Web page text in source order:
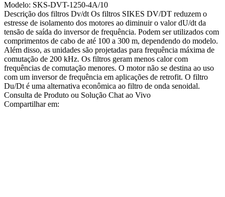
Modelo: SKS-DVT-1250-4A/10
Descrição dos filtros Dv/dt Os filtros SIKES DV/DT reduzem o
estresse de isolamento dos motores ao diminuir o valor dU/dt da
tensão de saída do inversor de frequência. Podem ser utilizados com
comprimentos de cabo de até 100 a 300 m, dependendo do modelo.
Além disso, as unidades são projetadas para frequência máxima de
comutação de 200 kHz. Os filtros geram menos calor com
frequências de comutação menores. O motor não se destina ao uso
com um inversor de frequência em aplicações de retrofit. O filtro
Du/Dt é uma alternativa econômica ao filtro de onda senoidal.
Consulta de Produto ou Solução Chat ao Vivo
Compartilhar em: